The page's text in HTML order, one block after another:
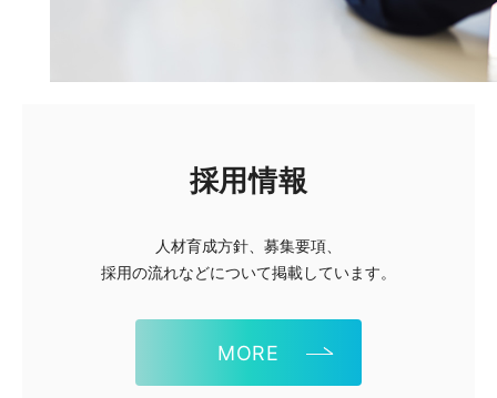
採用情報
人材育成方針、募集要項、
採用の流れなどについて掲載しています。
MORE